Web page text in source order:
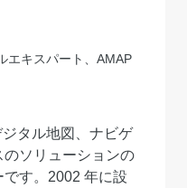
エキスパート、AMAP
タル地図、ナビゲ
ソリューションの
す。2002 年に設